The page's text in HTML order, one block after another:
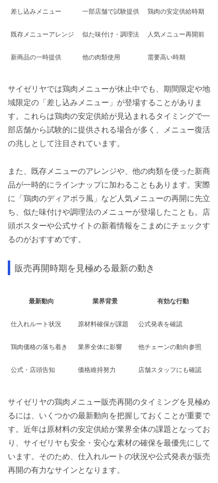
差し込みメニュー 一部店舗で試験提供 鶏肉の安定供給時期
既存メニューアレンジ 似た味付け・調理法 人気メニュー再開前
新商品の一時提供 他の肉類使用 需要高い時期
サイゼリヤでは鶏肉メニューが休止中でも、期間限定や地
域限定の「差し込みメニュー」が登場することがありま
す。これらは鶏肉の安定供給が見込まれるタイミングで一
部店舗から試験的に提供される場合が多く、メニュー復活
の兆しとして注目されています。
また、既存メニューのアレンジや、他の肉類を使った新商
品が一時的にラインナップに加わることもあります。実際
に「鶏肉のディアボラ風」など人気メニューの再開に先立
ち、似た味付けや調理法のメニューが登場したことも。店
頭ポスターや公式サイトの新着情報をこまめにチェックす
るのがおすすめです。
販売再開時期を見極める最新の動き
最新動向 業界背景 有効な行動
仕入れルート状況 原材料確保が課題 公式発表を確認
鶏肉価格の落ち着き 業界全体に影響 他チェーンの動向参照
公式・店頭告知 価格維持努力 店舗スタッフにも確認
サイゼリヤの鶏肉メニュー販売再開のタイミングを見極め
るには、いくつかの最新動向を把握しておくことが重要で
す。近年は原材料の安定供給が業界全体の課題となってお
り、サイゼリヤも安全・安心な素材の確保を最優先にして
います。そのため、仕入れルートの状況や公式発表が販売
再開の有力なサインとなります。